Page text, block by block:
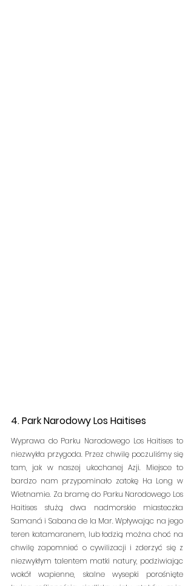
4. Park Narodowy Los Haitises
Wyprawa do Parku Narodowego Los Haitises to
niezwykła przygoda. Przez chwilę poczuliśmy się
tam, jak w naszej ukochanej Azji. Miejsce to
bardzo nam przypominało zatokę Ha Long w
Wietnamie. Za bramę do Parku Narodowego Los
Haitises służą dwa nadmorskie miasteczka
Samaná i Sabana de la Mar. Wpływając na jego
teren katamaranem, lub łodzią można choć na
chwilę zapomnieć o cywilizacji i zderzyć się z
niezwykłym talentem matki natury, podziwiając
wokół wapienne, skalne wysepki porośnięte